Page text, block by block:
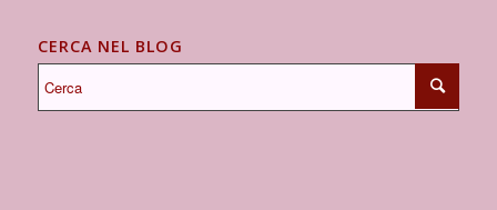
CERCA NEL BLOG